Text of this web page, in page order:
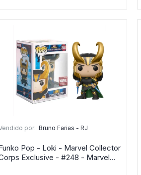
por: Bruno Farias - RJ
Pop - Loki - Marvel Collector
Exclusive - #248 - Marvel